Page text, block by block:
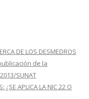
DE LOS DESMEDROS
de la
SUNAT
¿SE APLICA LA NIC 22 O